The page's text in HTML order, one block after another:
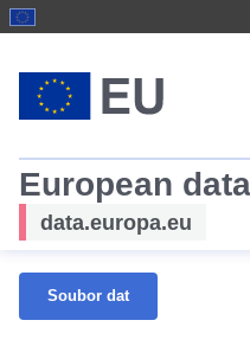
European data
data.europa.eu
Soubor dat